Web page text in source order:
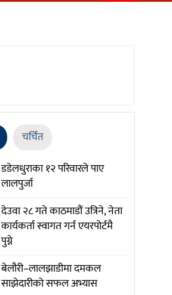
चर्चित
डडेलधुराका १२ परिवारले पाए
लालपुर्जा
देउवा २८ गते काठमाडौं उत्रिने, नेता
कार्यकर्ता स्वागत गर्न एयरपोर्टमै
पुग्ने
बेलौरी–लालझाडीमा दमकल
साझेदारीको सफल अभ्यास